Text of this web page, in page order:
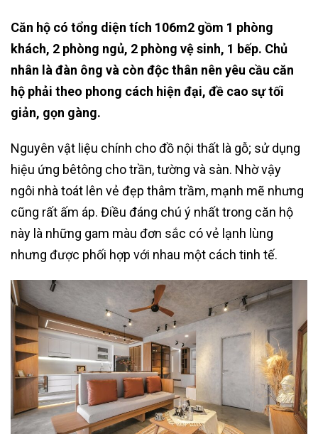
Căn hộ có tổng diện tích 106m2 gồm 1 phòng
khách, 2 phòng ngủ, 2 phòng vệ sinh, 1 bếp. Chủ
nhân là đàn ông và còn độc thân nên yêu cầu căn
hộ phải theo phong cách hiện đại, đề cao sự tối
giản, gọn gàng.
Nguyên vật liệu chính cho đồ nội thất là gỗ; sử dụng
hiệu ứng bêtông cho trần, tường và sàn. Nhờ vậy
ngôi nhà toát lên vẻ đẹp thâm trầm, mạnh mẽ nhưng
cũng rất ấm áp. Điều đáng chú ý nhất trong căn hộ
này là những gam màu đơn sắc có vẻ lạnh lùng
nhưng được phối hợp với nhau một cách tinh tế.